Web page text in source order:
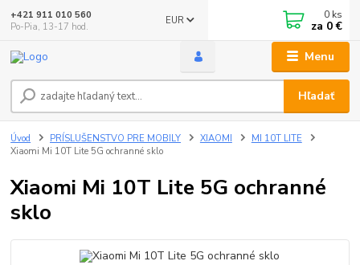
Menu
EUR
Hľadať
+421 911 010 560
Po-Pia, 13-17 hod.
0 ks
za 0 €
Úvod PRÍSLUŠENSTVO PRE MOBILY XIAOMI
MI 10T LITE
Xiaomi Mi 10T Lite 5G ochranné sklo
Xiaomi Mi 10T Lite 5G ochranné
sklo